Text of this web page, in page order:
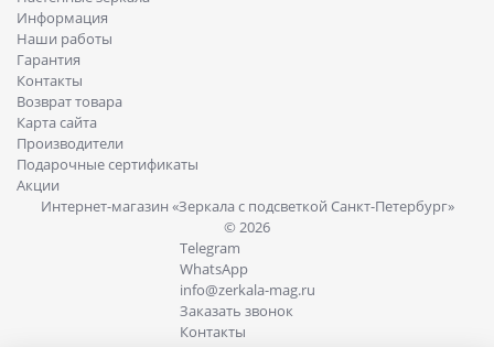
Информация
Наши работы
Гарантия
Контакты
Возврат товара
Карта сайта
Производители
Подарочные сертификаты
Акции
Интернет-магазин «Зеркала с подсветкой Санкт-Петербург»
© 2026
Telegram
WhatsApp
info@zerkala-mag.ru
Заказать звонок
Контакты